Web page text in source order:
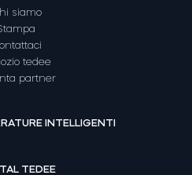
siamo
tedee
partner
INTELLIGENTI
TEDEE